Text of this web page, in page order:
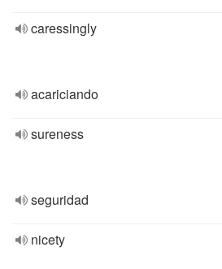
caressingly
acariciando
sureness
seguridad
nicety